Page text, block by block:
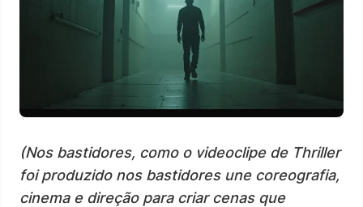
(Nos bastidores, como o videoclipe de Thriller
foi produzido nos bastidores une coreografia,
cinema e direção para criar cenas que